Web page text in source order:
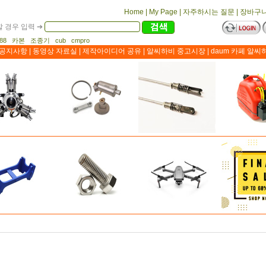
Home My Page 자주하시는 질문
장바구
경우 입력 ➔
카본 조종기 cub cmpro
공지사항 동영상 자료실 제작아이디어 공유 알씨하비 중고시장 daum 카페 알씨